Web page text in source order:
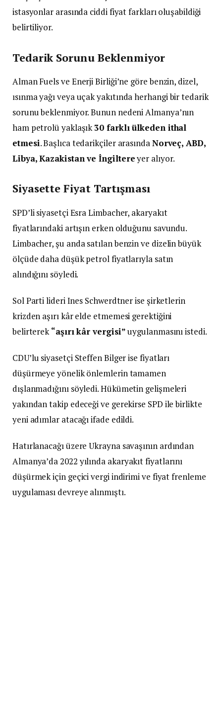
istasyonlar arasında ciddi fiyat farkları oluşabildiği
belirtiliyor.
Tedarik Sorunu Beklenmiyor
Alman Fuels ve Enerji Birliği’ne göre benzin, dizel,
ısınma yağı veya uçak yakıtında herhangi bir tedarik
sorunu beklenmiyor. Bunun nedeni Almanya’nın
ham petrolü yaklaşık30 farklı ülkeden ithal
etmesi. Başlıca tedarikçiler arasındaNorveç, ABD,
Libya, Kazakistan ve İngiltereyer alıyor.
Siyasette Fiyat Tartışması
SPD’li siyasetçi Esra Limbacher, akaryakıt
fiyatlarındaki artışın erken olduğunu savundu.
Limbacher, şu anda satılan benzin ve dizelin büyük
ölçüde daha düşük petrol fiyatlarıyla satın
alındığını söyledi.
Sol Parti lideri Ines Schwerdtner ise şirketlerin
krizden aşırı kâr elde etmemesi gerektiğini
belirterek“aşırı kâr vergisi”uygulanmasını istedi.
CDU’lu siyasetçi Steffen Bilger ise fiyatları
düşürmeye yönelik önlemlerin tamamen
dışlanmadığını söyledi. Hükümetin gelişmeleri
yakından takip edeceği ve gerekirse SPD ile birlikte
yeni adımlar atacağı ifade edildi.
Hatırlanacağı üzere Ukrayna savaşının ardından
Almanya’da 2022 yılında akaryakıt fiyatlarını
düşürmek için geçici vergi indirimi ve fiyat frenleme
uygulaması devreye alınmıştı.